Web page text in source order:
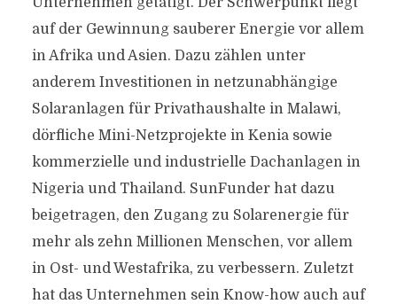
auf der Gewinnung sauberer Energie vor allem
in Afrika und Asien. Dazu zählen unter
anderem Investitionen in netzunabhängige
Solaranlagen für Privathaushalte in Malawi,
dörfliche Mini-Netzprojekte in Kenia sowie
kommerzielle und industrielle Dachanlagen in
Nigeria und Thailand. SunFunder hat dazu
beigetragen, den Zugang zu Solarenergie für
mehr als zehn Millionen Menschen, vor allem
in Ost- und Westafrika, zu verbessern. Zuletzt
hat das Unternehmen sein Know-how auch auf